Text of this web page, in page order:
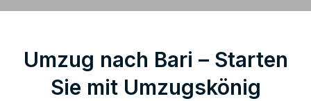
Umzug nach Bari – Starten
Sie mit Umzugskönig